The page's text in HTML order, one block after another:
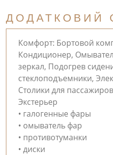
ДОДАТКОВИЙ
Комфорт: Бортовой
Кондиционер,
зеркал, Подогрев
стеклоподъемники,
Столики для
Экстерьер
• галогенные фары
• омыватель фар
• противотуманки
• диски